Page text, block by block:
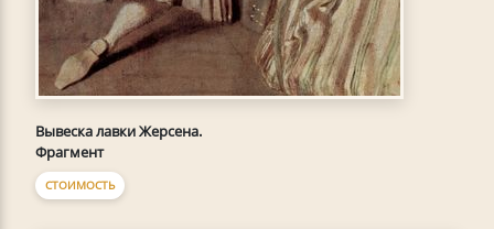
Вывеска лавки Жерсена.
Фрагмент
СТОИМОСТЬ